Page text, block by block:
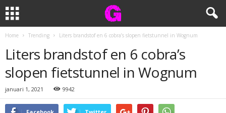
Home Trending Liters brandstof en 6 cobra’s slopen fietstunnel in Wognum
Liters brandstof en 6 cobra’s
slopen fietstunnel in Wognum
januari 1, 2021 9942